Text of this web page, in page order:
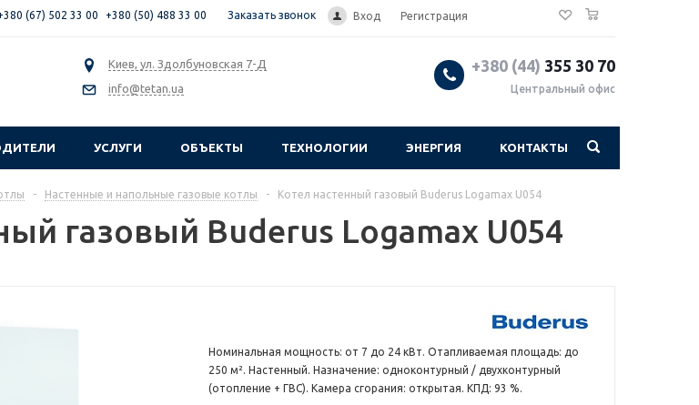
(67) 502 33 00 +380 (50) 488 33 00 Заказать звонок Вход Регистрация
Киев, ул. Здолбуновская 7-Д
info@tetan.ua
+380 (44) 355 30 70
Центральный офис
УСЛУГИ ОБЪЕКТЫ ТЕХНОЛОГИИ ЭНЕРГИЯ КОНТАКТЫ
- Настенные и напольные газовые котлы - Котел настенный газовый Buderus Logamax U054
газовый Buderus Logamax U054
Номинальная мощность: от 7 до 24 кВт. Отапливаемая площадь: до
250 м². Настенный. Назначение: одноконтурный / двухконтурный
(отопление + ГВС). Камера сгорания: открытая. КПД: 93 %.